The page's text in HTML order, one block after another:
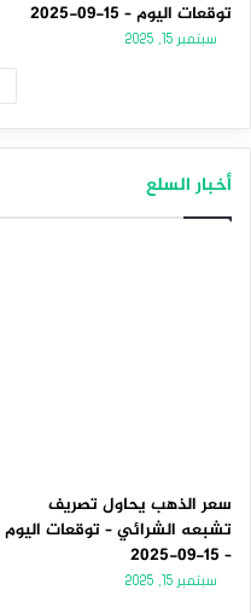
توقعات اليوم – 15-09-2025
سبتمبر 15, 2025
أخبار السلع
سعر الذهب يحاول تصريف
تشبعه الشرائي – توقعات اليوم
– 15-09-2025
سبتمبر 15, 2025